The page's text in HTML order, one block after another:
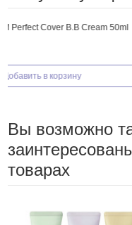
ББ крем
Вы возможно
товарах